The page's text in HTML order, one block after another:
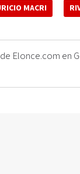
MACRI
Elonce.com en